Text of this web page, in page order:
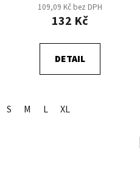
109,09 Kč bez DPH
132 Kč
DETAIL
S M L XL